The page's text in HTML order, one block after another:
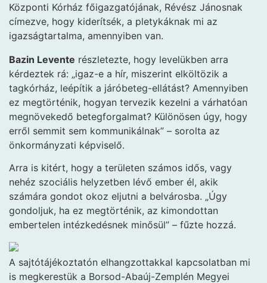
Központi Kórház főigazgatójának, Révész Jánosnak
címezve, hogy kiderítsék, a pletykáknak mi az
igazságtartalma, amennyiben van.
Bazin Levente részletezte, hogy levelükben arra
kérdeztek rá: „igaz-e a hír, miszerint elköltözik a
tagkórház, leépítik a járóbeteg-ellátást? Amennyiben
ez megtörténik, hogyan tervezik kezelni a várhatóan
megnövekedő betegforgalmat? Különösen úgy, hogy
erről semmit sem kommunikálnak” – sorolta az
önkormányzati képviselő.
Arra is kitért, hogy a területen számos idős, vagy
nehéz szociális helyzetben lévő ember él, akik
számára gondot okoz eljutni a belvárosba. „Úgy
gondoljuk, ha ez megtörténik, az kimondottan
embertelen intézkedésnek minősül” – fűzte hozzá.
A sajtótájékoztatón elhangzottakkal kapcsolatban mi
is megkerestük a Borsod-Abaúj-Zemplén Megyei